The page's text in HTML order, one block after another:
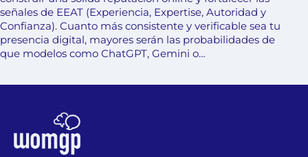
señales de EEAT (Experiencia, Expertise, Autoridad y
Confianza). Cuanto más consistente y verificable sea tu
presencia digital, mayores serán las probabilidades de
que modelos como ChatGPT, Gemini o…